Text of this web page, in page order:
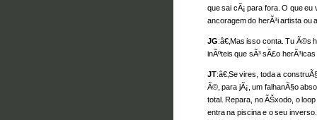
que sai cÃ¡ para fora. O que eu
ancoragem do herÃ³i artista ou
JG:â€‚Mas isso conta. Tu Ã©s
inÃºteis que sÃ³ sÃ£o
JT:â€‚Se vires, toda a
Ã©, para jÃ¡, um falhanÃ§o
total. Repara, no ÃŠxodo, o
entra na piscina e o seu